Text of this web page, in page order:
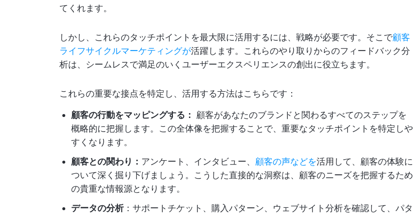
てくれます。
しかし、これらのタッチポイントを最大限に活用するには、戦略が必要です。そこで顧客
ライフサイクルマーケティングが活躍します。これらのやり取りからのフィードバック分
析は、シームレスで満足のいくユーザーエクスペリエンスの創出に役立ちます。
これらの重要な接点を特定し、活用する方法はこちらです：
顧客の行動をマッピングする：
顧客があなたのブランドと関わるすべてのステップを
概略的に把握します。この全体像を把握することで、重要なタッチポイントを特定しや
すくなります。
顧客との関わり： アンケート、インタビュー、 顧客の声などを活用して、顧客の体験に
ついて深く掘り下げましょう。こうした直接的な洞察は、顧客のニーズを把握するため
の貴重な情報源となります。
データの分析：サポートチケット、購入パターン、ウェブサイト分析を確認して、パタ